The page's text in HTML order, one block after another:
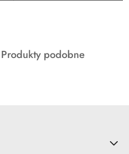
Produkty
Produkty podobne